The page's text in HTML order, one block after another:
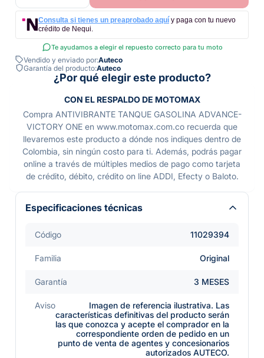
Consulta si tienes un preaprobado aquí y paga con tu nuevo
crédito de Nequi.
Te ayudamos a elegir el repuesto correcto para tu moto
Vendido y enviado por:Auteco
Garantía del producto:Auteco
¿Por qué elegir este producto?
CON EL RESPALDO DE MOTOMAX
Compra ANTIVIBRANTE TANQUE GASOLINA ADVANCE-
VICTORY ONE en www.motomax.com.co recuerda que
llevaremos este producto a dónde nos indiques dentro de
Colombia, sin ningún costo para ti. Además, podrás pagar
online a través de múltiples medios de pago como tarjeta
de crédito, débito, crédito on line ADDI, Efecty o Baloto.
Especificaciones técnicas
Código 11029394
Familia Original
Garantía 3 MESES
Aviso
Imagen de referencia ilustrativa. Las
características definitivas del producto serán
las que conozca y acepte el comprador en la
correspondiente orden de pedido en un
punto de venta de agentes y concesionarios
autorizados AUTECO.